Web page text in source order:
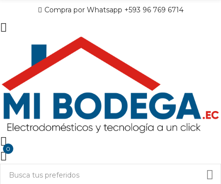
Compra por Whatsapp +593 96 769 6714
0